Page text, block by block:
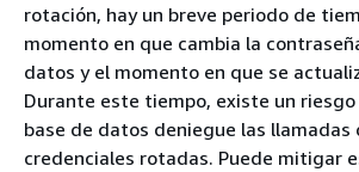
rotación, hay un breve periodo de
momento en que cambia la
datos y el momento en que se
Durante este tiempo, existe un
base de datos deniegue las llamadas
credenciales rotadas. Puede mitigar